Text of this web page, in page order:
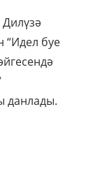
“Идел буе
данлады.